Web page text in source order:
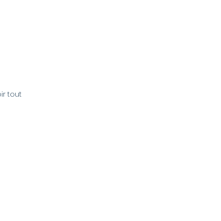
tout